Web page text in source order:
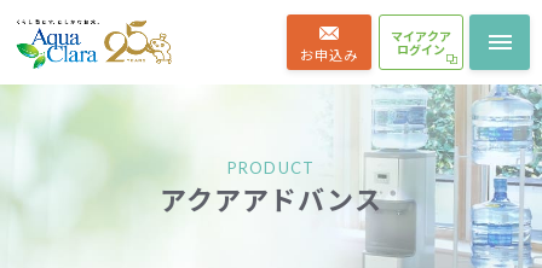
お申込み
マイアクア
ログイン
PRODUCT
アクアアドバンス